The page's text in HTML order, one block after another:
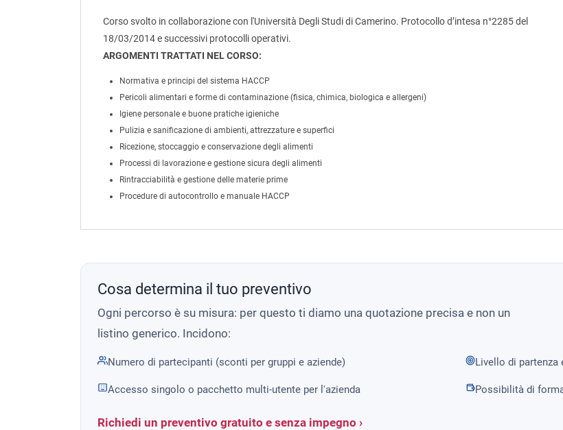
Corso svolto in collaborazione con l'Università Degli Studi di Camerino. Protocollo d’intesa n°2285 del
18/03/2014 e successivi protocolli operativi.
ARGOMENTI TRATTATI NEL CORSO:
Normativa e principi del sistema HACCP
Pericoli alimentari e forme di contaminazione (fisica, chimica, biologica e allergeni)
Igiene personale e buone pratiche igieniche
Pulizia e sanificazione di ambienti, attrezzature e superfici
Ricezione, stoccaggio e conservazione degli alimenti
Processi di lavorazione e gestione sicura degli alimenti
Rintracciabilità e gestione delle materie prime
Procedure di autocontrollo e manuale HACCP
Cosa determina il tuo preventivo
Ogni percorso è su misura: per questo ti diamo una quotazione precisa e non un
listino generico. Incidono:
Numero di partecipanti (sconti per gruppi e aziende) Livello di
Accesso singolo o pacchetto multi-utente per l'azienda Possibilità di
Richiedi un preventivo gratuito e senza impegno ›